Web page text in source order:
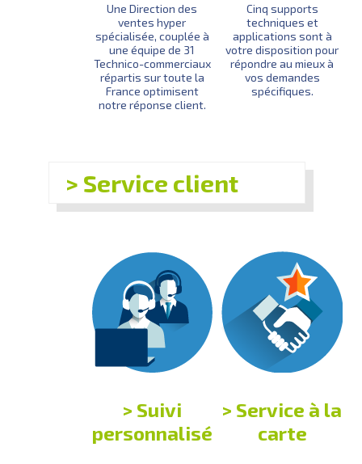
Une Direction des
ventes hyper
spécialisée, couplée à
une équipe de 31
Technico-commerciaux
répartis sur toute la
France optimisent
notre réponse client.
Cinq supports
techniques et
applications sont à
votre disposition pour
répondre au mieux à
vos demandes
spécifiques.
Service client
Suivi
personnalisé
Service à la
carte